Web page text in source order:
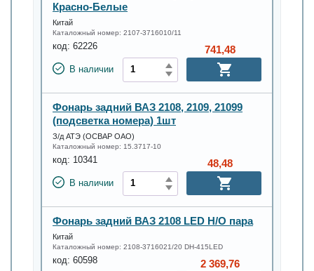
Красно-Белые
Китай
Каталожный номер: 2107-3716010/11
код: 62226
В наличии
741,48
Фонарь задний ВАЗ 2108, 2109, 21099
(подсветка номера) 1шт
З/д АТЭ (ОСВАР ОАО)
Каталожный номер: 15.3717-10
код: 10341
В наличии
48,48
Фонарь задний ВАЗ 2108 LED Н/О пара
Китай
Каталожный номер: 2108-3716021/20 DH-415LED
код: 60598 2 369,76